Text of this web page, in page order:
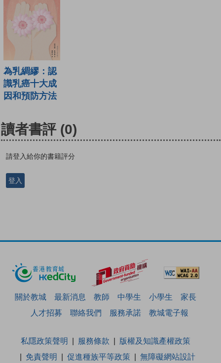
為乳綢繆：認
識乳癌十大成
因和預防方法
讀者書評 (0)
請登入給你的書籍評分
登入
關於教城 最新消息 教師 中學生 小學生
家長
人才招募
聯絡我們 服務承諾 教城電子報
私隱政策聲明 服務條款
版權及知識產權政策
免責聲明
促進種族平等政策 無障礙網站設計